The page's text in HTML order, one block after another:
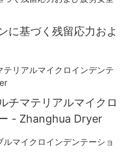
に基づく残留応力およ
チマテリアルマイクロ
- Zhanghua Dryer